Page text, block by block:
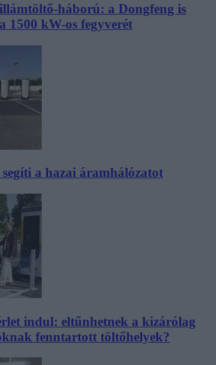
háború: a Dongfeng is
1500 kW-os fegyverét
segíti a hazai áramhálózatot
indul: eltűnhetnek a kizárólag
fenntartott töltőhelyek?